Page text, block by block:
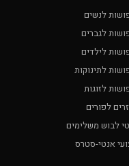
תחפושות לנשים
תחפושות לגברים
תחפושות לילדים
תחפושות לתינוקות
תחפושות לזוגות
אביזרים לפורים
פריטי לבוש משלימים
צעצועי אנטי-סטרס